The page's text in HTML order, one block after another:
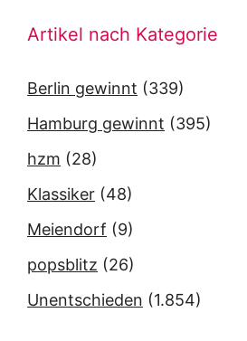
Artikel nach Kategorie
Berlin gewinnt (339)
Hamburg gewinnt (395)
hzm (28)
Klassiker (48)
Meiendorf (9)
popsblitz (26)
Unentschieden (1.854)